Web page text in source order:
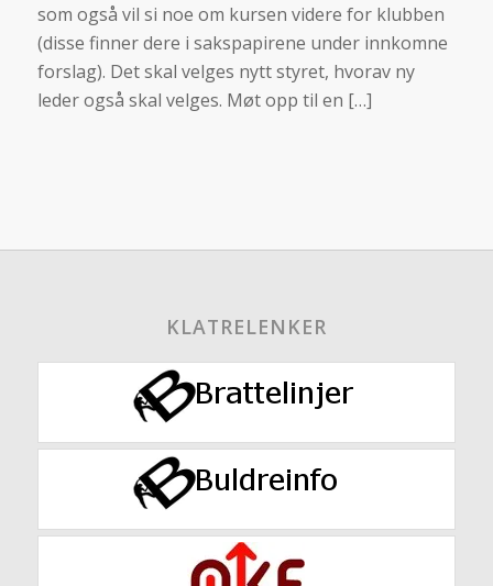
som også vil si noe om kursen videre for klubben
(disse finner dere i sakspapirene under innkomne
forslag). Det skal velges nytt styret, hvorav ny
leder også skal velges. Møt opp til en […]
KLATRELENKER